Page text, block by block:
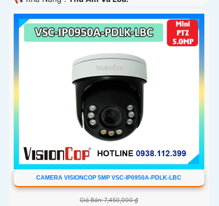
CAMERA VISIONCOP 5MP VSC-IP0950A-PDLK-LBC
Giá Bán: 7,450,000 ₫